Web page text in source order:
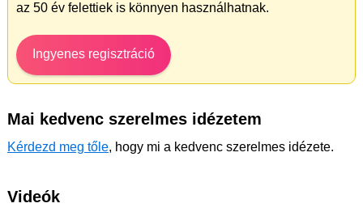
az 50 év felettiek is könnyen használhatnak.
Ingyenes regisztráció
Mai kedvenc szerelmes idézetem
Kérdezd meg tőle, hogy mi a kedvenc szerelmes idézete.
Videók